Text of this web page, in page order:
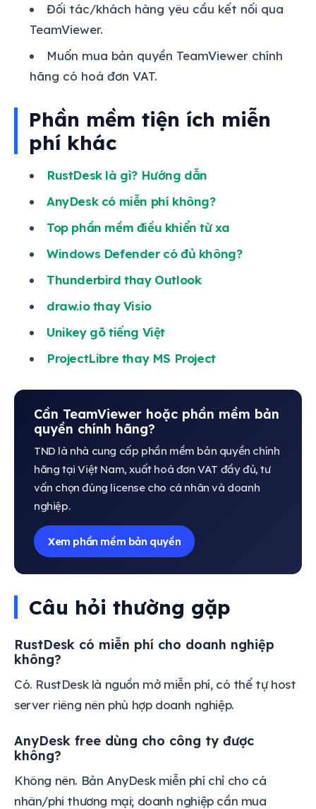
Đối tác/khách hàng yêu cầu kết nối qua
TeamViewer.
Muốn mua bản quyền TeamViewer chính
hãng có hoá đơn VAT.
Phần mềm tiện ích miễn
phí khác
RustDesk là gì? Hướng dẫn
AnyDesk có miễn phí không?
Top phần mềm điều khiển từ xa
Windows Defender có đủ không?
Thunderbird thay Outlook
draw.io thay Visio
Unikey gõ tiếng Việt
ProjectLibre thay MS Project
Cần TeamViewer hoặc phần mềm bản
quyền chính hãng?
TND là nhà cung cấp phần mềm bản quyền chính
hãng tại Việt Nam, xuất hoá đơn VAT đầy đủ, tư
vấn chọn đúng license cho cá nhân và doanh
nghiệp.
Xem phần mềm bản quyền
Câu hỏi thường gặp
RustDesk có miễn phí cho doanh nghiệp
không?
Có. RustDesk là nguồn mở miễn phí, có thể tự host
server riêng nên phù hợp doanh nghiệp.
AnyDesk free dùng cho công ty được
không?
Không nên. Bản AnyDesk miễn phí chỉ cho cá
nhân/phi thương mại; doanh nghiệp cần mua